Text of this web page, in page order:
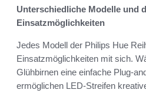
Unterschiedliche Modelle und
Einsatzmöglichkeiten
Jedes Modell der Philips Hue
Einsatzmöglichkeiten mit sich.
Glühbirnen eine einfache Plug-
ermöglichen LED-Streifen